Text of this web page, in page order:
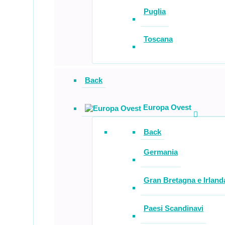
Puglia
Toscana
Back
Europa Ovest
Back
Germania
Gran Bretagna e
Paesi Scandinavi